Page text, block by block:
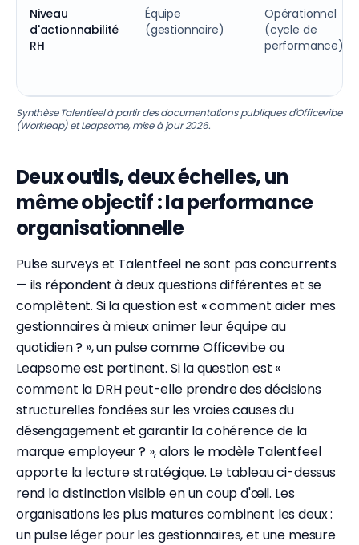
Niveau
d'actionnabilité
RH
Équipe
(gestionnaire)
Opérationnel
(cycle de
performance)
Synthèse Talentfeel à partir des documentations publiques d'Officevibe
(Workleap) et Leapsome, mise à jour 2026.
Deux outils, deux échelles, un
même objectif : la performance
organisationnelle
Pulse surveys et Talentfeel ne sont pas concurrents
— ils répondent à deux questions différentes et se
complètent. Si la question est « comment aider mes
gestionnaires à mieux animer leur équipe au
quotidien ? », un pulse comme Officevibe ou
Leapsome est pertinent. Si la question est «
comment la DRH peut-elle prendre des décisions
structurelles fondées sur les vraies causes du
désengagement et garantir la cohérence de la
marque employeur ? », alors le modèle Talentfeel
apporte la lecture stratégique. Le tableau ci-dessus
rend la distinction visible en un coup d'œil. Les
organisations les plus matures combinent les deux :
un pulse léger pour les gestionnaires, et une mesure